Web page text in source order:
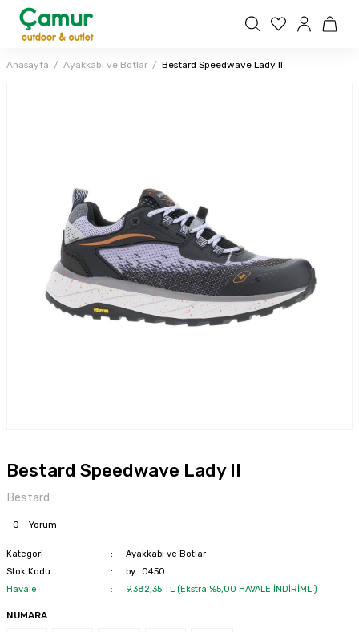
Anasayfa Ayakkabı ve Botlar Bestard Speedwave Lady II
Bestard Speedwave Lady II
Bestard
0 - Yorum
Kategori
Ayakkabı ve Botlar
Stok Kodu
by_0450
Havale
9.382,35 TL (Ekstra %5,00 HAVALE İNDİRİMLİ)
NUMARA